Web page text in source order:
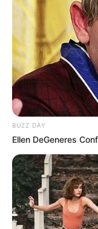
BUZZ DAY
Ellen DeGeneres